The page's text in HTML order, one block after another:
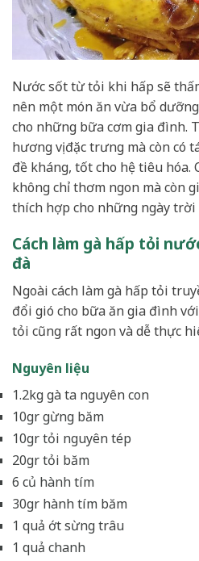
Nước sốt từ tỏi khi hấp sẽ
nên một món ăn vừa bổ
cho những bữa cơm gia đình.
hương vị đặc trưng mà còn có
đề kháng, tốt cho hệ tiêu hóa.
không chỉ thơm ngon mà còn
thích hợp cho những ngày trời
Cách làm gà hấp tỏi
đà
Ngoài cách làm gà hấp tỏi
đổi gió cho bữa ăn gia đình
tỏi cũng rất ngon và dễ thực
Nguyên liệu
1.2kg gà ta nguyên con
10gr gừng băm
10gr tỏi nguyên tép
20gr tỏi băm
6 củ hành tím
30gr hành tím băm
1 quả ớt sừng trâu
1 quả chanh